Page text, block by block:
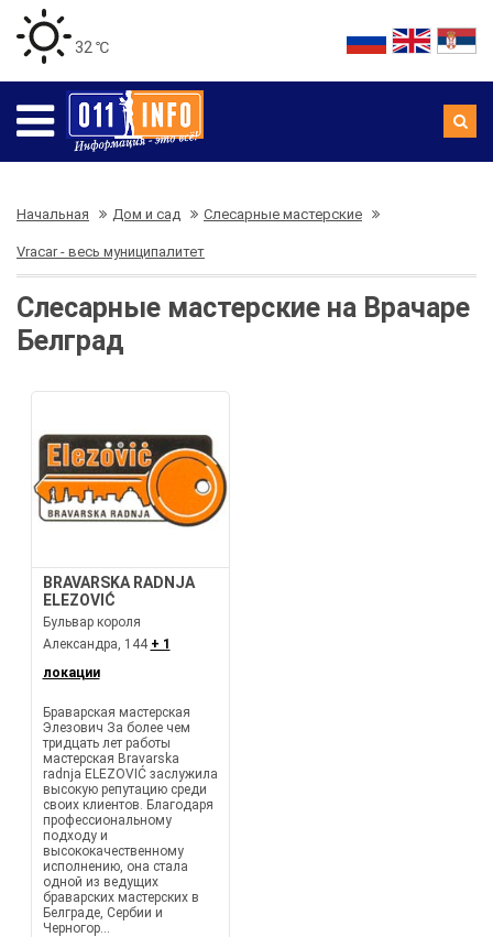
32 ℃
Начальная Дом и сад Слесарные мастерские
Vracar - весь муниципалитет
Слесарные мастерские на Врачаре
Белград
BRAVARSKA RADNJA
ELEZOVIĆ
Бульвар короля
Александра, 144 + 1
локации
Браварская мастерская
Элезович За более чем
тридцать лет работы
мастерская Bravarska
radnja ELEZOVIĆ заслужила
высокую репутацию среди
своих клиентов. Благодаря
профессиональному
подходу и
высококачественному
исполнению, она стала
одной из ведущих
браварских мастерских в
Белграде, Сербии и
Черногор...